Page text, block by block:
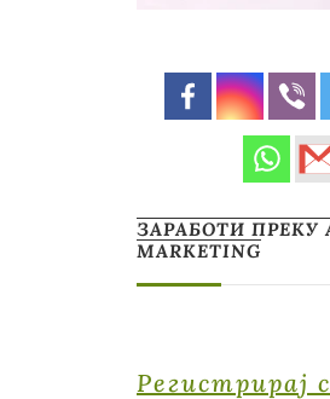
ЗАРАБОТИ ПРЕКУ
MARKETING
Регистрирај